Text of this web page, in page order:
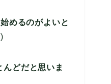
めるのがよいと
んどだと思いま